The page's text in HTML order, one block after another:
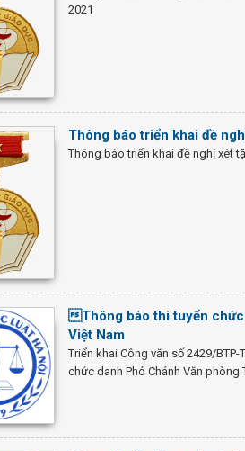
2021
Thông báo triển khai đề
Thông báo triển khai đề nghị xét
Thông báo thi tuyển chức
Việt Nam
Triển khai Công văn số 2429/
chức danh Phó Chánh Văn